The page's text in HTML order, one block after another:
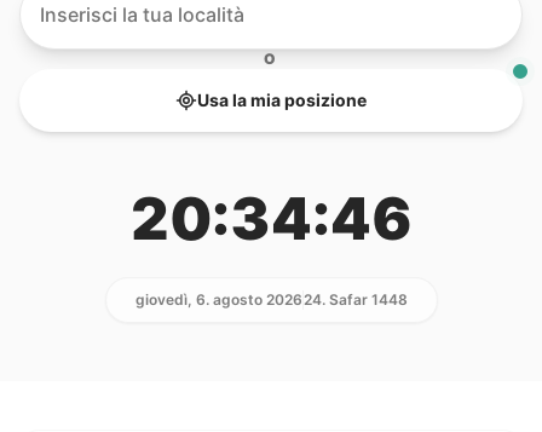
O
Usa la mia posizione
20:34:46
giovedì, 6. agosto 202624. Safar 1448